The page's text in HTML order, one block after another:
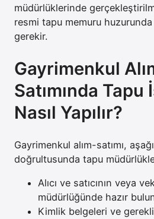
müdürlüklerinde
resmi tapu memuru huzurunda
gerekir.
Gayrimenkul
Satımında Tapu
Nasıl Yapılır?
Gayrimenkul alım-satımı,
doğrultusunda tapu
Alıcı ve satıcının veya
müdürlüğünde hazır
Kimlik belgeleri ve